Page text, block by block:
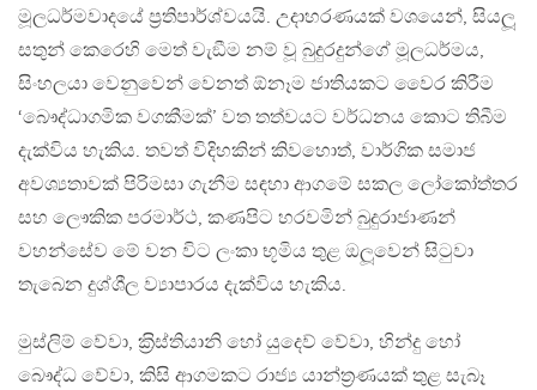
මූලධර්මවාදයේ ප‍්‍රතිපාර්ශ්වයයි. උදාහරණයක් වශයෙන්, සියලූ
සතුන් කෙරෙහි මෙත් වැඞීම නම් වූ බුදුරදුන්ගේ මූලධර්මය,
සිංහලයා වෙනුවෙන් වෙනත් ඕනෑම ජාතියකට වෛර කිරීම
‘බෞද්ධාගමික වගකීමක්’ වත තත්වයට වර්ධනය කොට තිබීම
දැක්විය හැකිය. තවත් විදිහකින් කිවහොත්, වාර්ගික සමාජ
අවශ්‍යතාවක් පිරිමසා ගැනීම සඳහා ආගමේ සකල ලෝකෝත්තර
සහ ලෞකික පරමාර්ථ, කණපිට හරවමින් බුදුරාජාණන්
වහන්සේව මේ වන විට ලංකා භූමිය තුළ ඔලූවෙන් සිටුවා
තැබෙන දුශ්ශීල ව්‍යාපාරය දැක්විය හැකිය.
මුස්ලිම් වේවා, ක‍්‍රිස්තියානි හෝ යුදෙව් වේවා, හින්දු හෝ
බෞද්ධ වේවා, කිසි ආගමකට රාජ්‍ය යාන්ත‍්‍රණයක් තුළ සැබෑ